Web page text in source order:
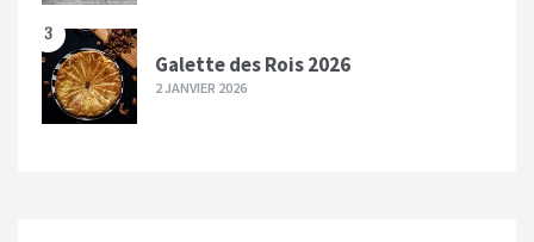
3
Galette des Rois 2026
2 JANVIER 2026